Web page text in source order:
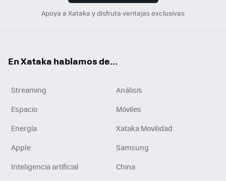
Apoya a Xataka y disfruta ventajas exclusivas
En Xataka hablamos de...
Streaming
Análisis
Espacio
Móviles
Energía
Xataka Movilidad
Apple
Samsung
Inteligencia artificial
China